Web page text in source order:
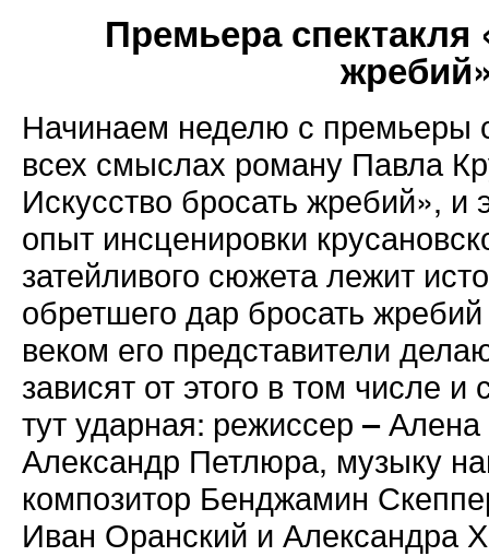
Премьера спектакля
Начинаем неделю с премьеры
всех смыслах роману Павла
Искусство бросать жребий», и
опыт инсценировки
затейливого сюжета лежит
обретшего дар бросать
веком его представители
зависят от этого в том числе
тут ударная: режиссер –
Александр Петлюра, музыку
композитор Бенджамин
Иван Оранский и Александра